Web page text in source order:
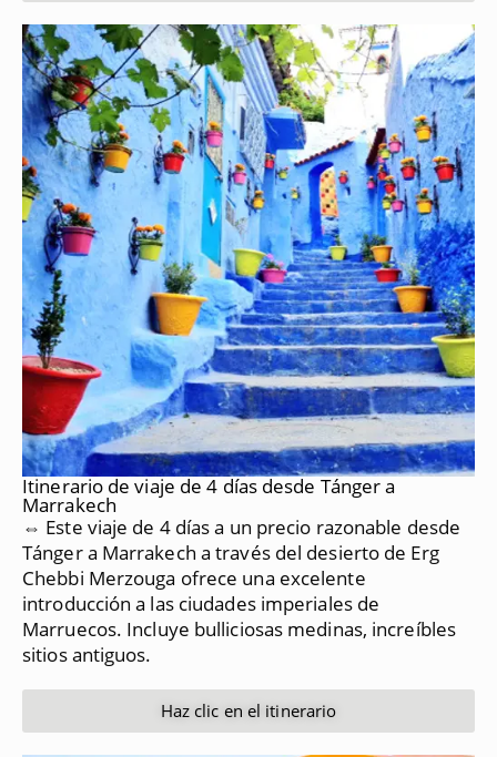
Itinerario de viaje de 4 días desde Tánger a
Marrakech
⇔ Este viaje de 4 días a un precio razonable desde
Tánger a Marrakech a través del desierto de Erg
Chebbi Merzouga ofrece una excelente
introducción a las ciudades imperiales de
Marruecos. Incluye bulliciosas medinas, increíbles
sitios antiguos.
Haz clic en el itinerario